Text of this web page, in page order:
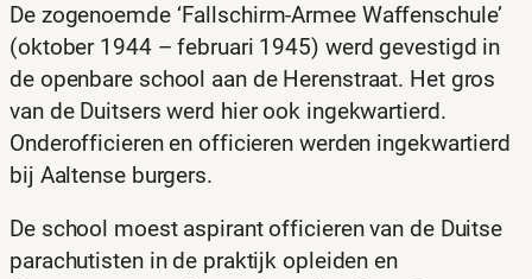
De zogenoemde ‘Fallschirm-Armee Waffenschule’
(oktober 1944 – februari 1945) werd gevestigd in
de openbare school aan de Herenstraat. Het gros
van de Duitsers werd hier ook ingekwartierd.
Onderofficieren en officieren werden ingekwartierd
bij Aaltense burgers.
De school moest aspirant officieren van de Duitse
parachutisten in de praktijk opleiden en